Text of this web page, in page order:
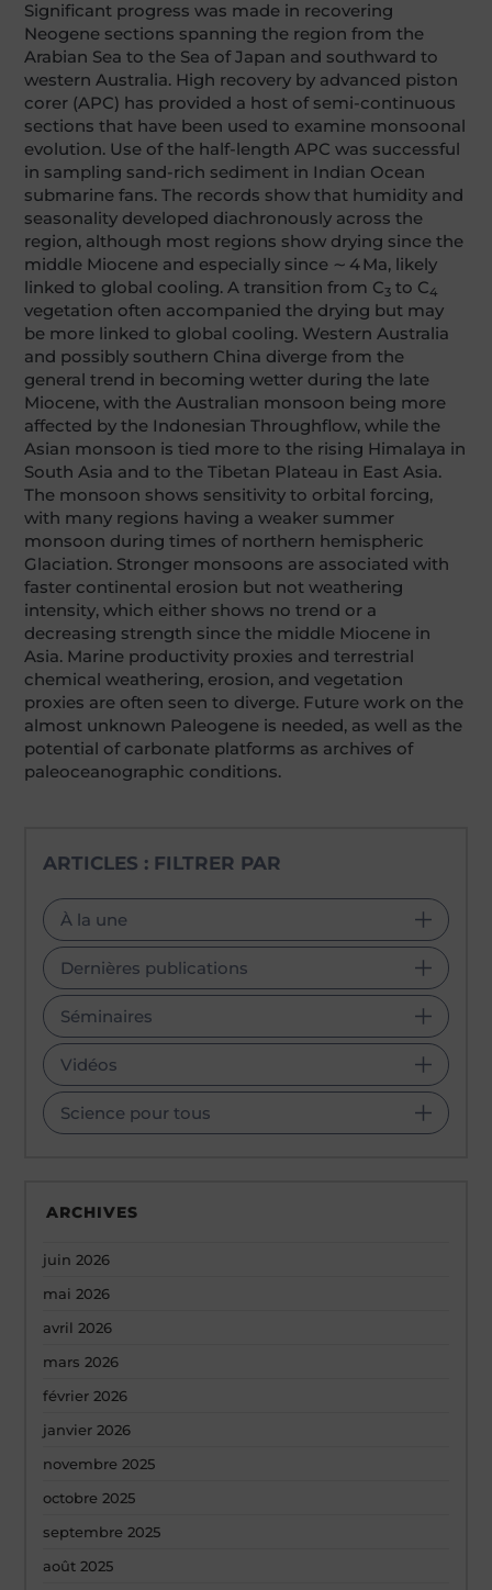
Significant progress was made in recovering
Neogene sections spanning the region from the
Arabian Sea to the Sea of Japan and southward to
western Australia. High recovery by advanced piston
corer (APC) has provided a host of semi-continuous
sections that have been used to examine monsoonal
evolution. Use of the half-length APC was successful
in sampling sand-rich sediment in Indian Ocean
submarine fans. The records show that humidity and
seasonality developed diachronously across the
region, although most regions show drying since the
middle Miocene and especially since ∼ 4 Ma, likely
linked to global cooling. A transition from C3 to C4
vegetation often accompanied the drying but may
be more linked to global cooling. Western Australia
and possibly southern China diverge from the
general trend in becoming wetter during the late
Miocene, with the Australian monsoon being more
affected by the Indonesian Throughflow, while the
Asian monsoon is tied more to the rising Himalaya in
South Asia and to the Tibetan Plateau in East Asia.
The monsoon shows sensitivity to orbital forcing,
with many regions having a weaker summer
monsoon during times of northern hemispheric
Glaciation. Stronger monsoons are associated with
faster continental erosion but not weathering
intensity, which either shows no trend or a
decreasing strength since the middle Miocene in
Asia. Marine productivity proxies and terrestrial
chemical weathering, erosion, and vegetation
proxies are often seen to diverge. Future work on the
almost unknown Paleogene is needed, as well as the
potential of carbonate platforms as archives of
paleoceanographic conditions.
ARTICLES : FILTRER PAR
À la une
Dernières publications
Séminaires
Vidéos
Science pour tous
ARCHIVES
juin 2026
mai 2026
avril 2026
mars 2026
février 2026
janvier 2026
novembre 2025
octobre 2025
septembre 2025
août 2025